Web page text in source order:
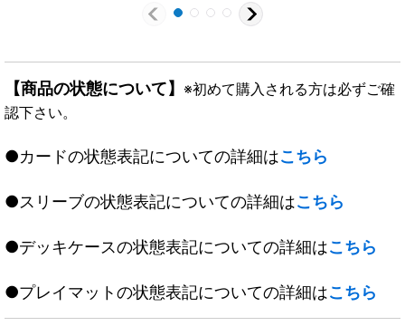
【商品の状態について】 ※初めて購入される方は必ずご確
認下さい。
●カードの状態表記についての詳細はこちら
●スリーブの状態表記についての詳細はこちら
●デッキケースの状態表記についての詳細はこちら
●プレイマットの状態表記についての詳細はこちら